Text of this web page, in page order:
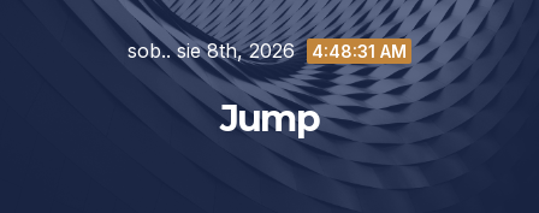
sob.. sie 8th, 2026 4:48:32 AM
Jump